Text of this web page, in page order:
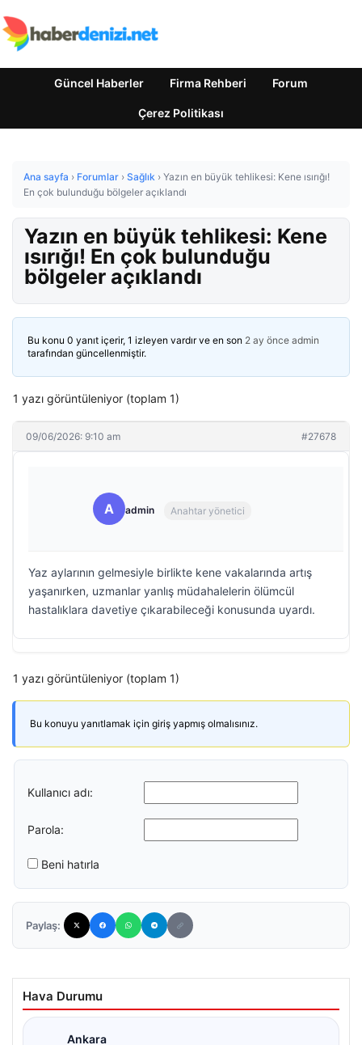
Güncel Haberler Firma Rehberi Forum
Çerez Politikası
Ana sayfa › Forumlar › Sağlık › Yazın en büyük tehlikesi: Kene ısırığı!
En çok bulunduğu bölgeler açıklandı
Yazın en büyük tehlikesi: Kene
ısırığı! En çok bulunduğu
bölgeler açıklandı
Bu konu 0 yanıt içerir, 1 izleyen vardır ve en son 2 ay önce admin
tarafından güncellenmiştir.
1 yazı görüntüleniyor (toplam 1)
09/06/2026: 9:10 am #27678
A admin Anahtar yönetici
Yaz aylarının gelmesiyle birlikte kene vakalarında artış
yaşanırken, uzmanlar yanlış müdahalelerin ölümcül
hastalıklara davetiye çıkarabileceği konusunda uyardı.
1 yazı görüntüleniyor (toplam 1)
Bu konuyu yanıtlamak için giriş yapmış olmalısınız.
Kullanıcı adı:
Parola:
Beni hatırla
Paylaş:
Hava Durumu
Ankara